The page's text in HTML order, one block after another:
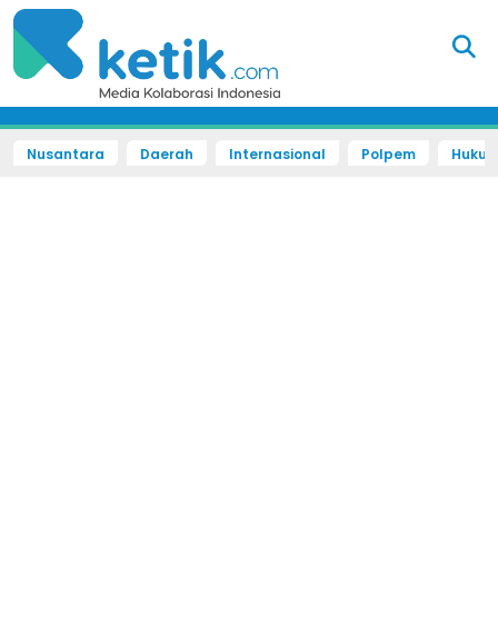
Nusantara Daerah Internasional Polpem